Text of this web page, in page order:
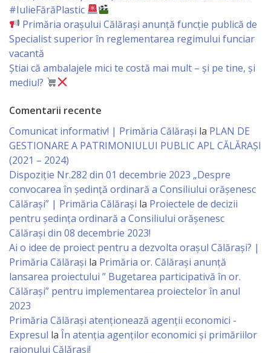
Muzeul
de
Istorie
şi
Etnografie
„Dumitru
Scvorțov-
Russu”
or.
Călăraşi
Î.M.
Gospodăria
Comunal
Locativă
#IulieFărăPlastic
Primăria orașului Călărași anunță funcție publică de
Specialist superior în reglementarea regimului funciar
vacantă
Știai că ambalajele mici te costă mai mult – și pe tine, și
mediul?
Comentarii recente
Comunicat informativ! | Primăria Călărași la PLAN DE
GESTIONARE A PATRIMONIULUI PUBLIC APL CĂLĂRAȘI
(2021 – 2024)
Dispoziție Nr.282 din 01 decembrie 2023 „Despre
convocarea în ședință ordinară a Consiliului orășenesc
Călărași” | Primăria Călărași la Proiectele de decizii
pentru ședința ordinară a Consiliului orășenesc
Călărași din 08 decembrie 2023!
Ai o idee de proiect pentru a dezvolta orașul Călărași? |
Primăria Călărași la Primăria or. Călărași anunță
lansarea proiectului ” Bugetarea participativă în or.
Călărași” pentru implementarea proiectelor în anul
2023
Primăria Călăraşi atenţionează agenţii economici -
Expresul la În atenția agenților economici și primăriilor
raionului Călărași!